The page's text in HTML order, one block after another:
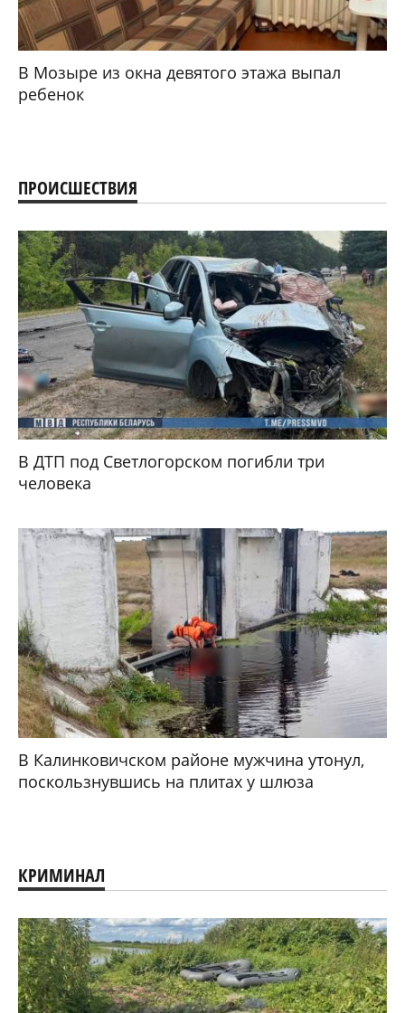
В Мозыре из окна девятого этажа выпал
ребенок
ПРОИСШЕСТВИЯ
В ДТП под Светлогорском погибли три
человека
В Калинковичском районе мужчина утонул,
поскользнувшись на плитах у шлюза
КРИМИНАЛ